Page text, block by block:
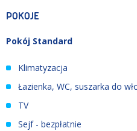
POKOJE
Pokój Standard
Klimatyzacja
Łazienka, WC, suszarka do
TV
Sejf - bezpłatnie